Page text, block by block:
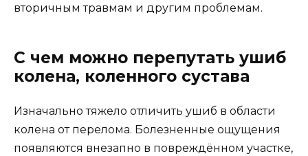
вторичным травмам и другим проблемам.
С чем можно перепутать ушиб
колена, коленного сустава
Изначально тяжело отличить ушиб в области
колена от перелома. Болезненные ощущения
появляются внезапно в повреждённом участке,